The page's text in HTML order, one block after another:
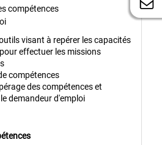
compétences
visant à repérer les capacités
effectuer les missions
compétences
des compétences et
demandeur d'emploi